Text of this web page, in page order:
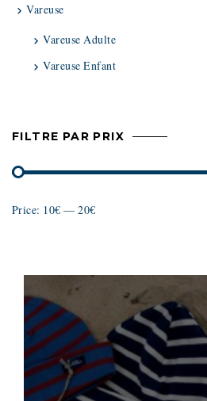
Vareuse
Vareuse Adulte
Vareuse Enfant
FILTRE PAR PRIX
Price: 10€ —20€